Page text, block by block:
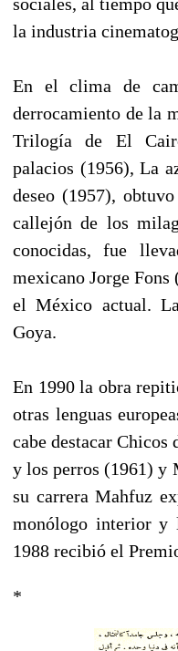
la industria
En el clima de
derrocamiento de la
Trilogía de El
palacios (1956), La
deseo (1957),
callejón de los
conocidas, fue
mexicano Jorge Fons
el México actual.
Goya.
En 1990 la obra
otras lenguas
cabe destacar
y los perros (1961) y
su carrera Mahfuz
monólogo interior y
1988 recibió el
*